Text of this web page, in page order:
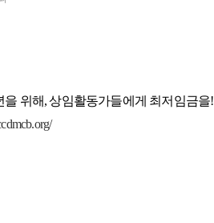
위해, 상임활동가들에게 최저임금을!